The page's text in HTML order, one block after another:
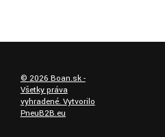
© 2026 Boan.sk -
Všetky práva
vyhradené. Vytvorilo
PneuB2B.eu